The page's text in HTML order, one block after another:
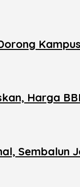
Harga
Sembalun